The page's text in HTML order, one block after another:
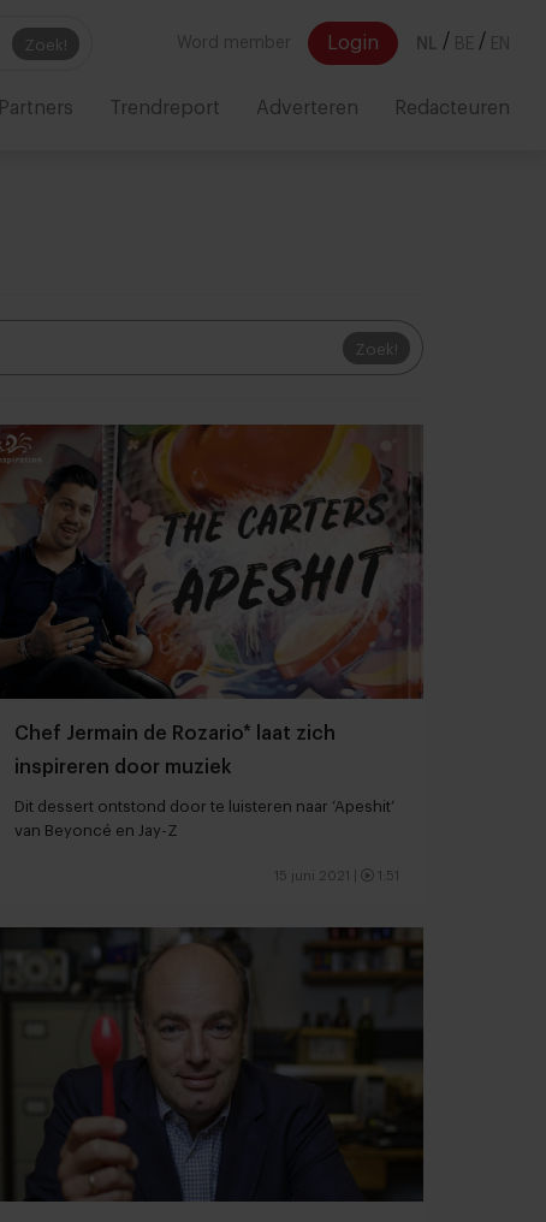
Zoek! Word member Login NL / BE / EN
Partners Trendreport Adverteren Redacteuren
Zoek!
Chef Jermain de Rozario* laat zich
inspireren door muziek
Dit dessert ontstond door te luisteren naar ‘Apeshit’
van Beyoncé en Jay-Z
15 juni 2021 1:51